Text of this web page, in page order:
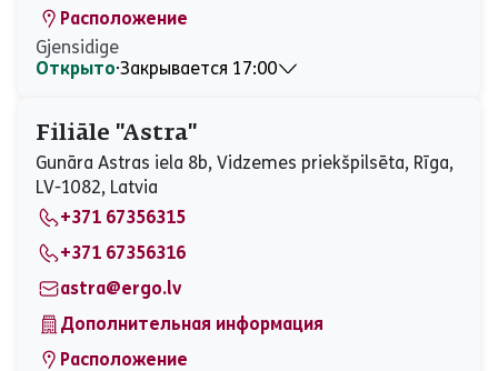
Расположение
Gjensidige
Открыто⋅Закрывается 17:00
Вторник
08:30 - 17:00
Среда
08:30 - 17:00
Четверг
08:30 - 17:00
Пятница
Суббота
Закрыто
Воскресенье
Закрыто
Filiāle ''Astra''
Gunāra Astras iela 8b, Vidzemes priekšpilsēta, Rīga,
LV-1082, Latvia
+371 67356315
+371 67356316
astra@ergo.lv
Дополнительная информация
Расположение